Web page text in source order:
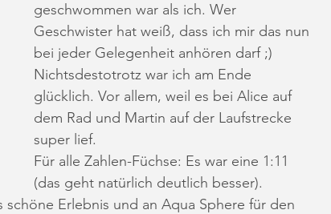
geschwommen war als ich. Wer
Geschwister hat weiß, dass ich mir das nun
bei jeder Gelegenheit anhören darf ;)
Nichtsdestotrotz war ich am Ende
glücklich. Vor allem, weil es bei Alice auf
dem Rad und Martin auf der Laufstrecke
super lief.
Für alle Zahlen-Füchse: Es war eine 1:11
(das geht natürlich deutlich besser).
schöne Erlebnis und an Aqua Sphere für den